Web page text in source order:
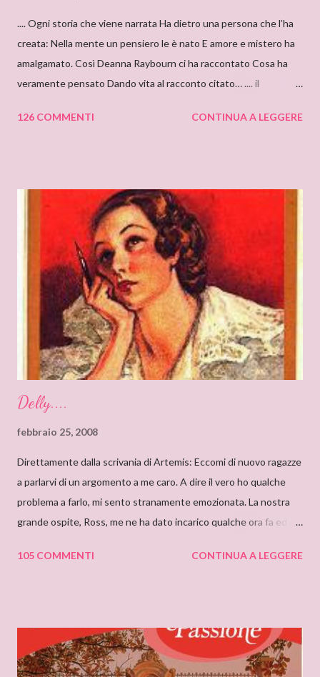
.... Ogni storia che viene narrata Ha dietro una persona che l’ha
creata: Nella mente un pensiero le è nato E amore e mistero ha
amalgamato. Così Deanna Raybourn ci ha raccontato Cosa ha
veramente pensato Dando vita al racconto citato… .... il
RAYBOURN Ciao Deanna, posso solo iniziare dicendo che sono
molto affascinante, con un intreccio poderoso e
un’ambientazione suggestiva – una tenuta di campagna in
un’antica abbazia, niente meno! E mi ha ricordato i vecchi
romanzi gotici con così tanto mistero ed elementi
soprannaturali. Hi, Deanna, I can only start saying that I’m very
very proud to interview an author like you. I’ve just finished
reading “Silent in the Sanctuary”, and I’ve found it very
intriguing, with a ponderous plot and a sug...
126 COMMENTI CONTINUA A LEGGERE
Delly....
febbraio 25, 2008
Direttamente dalla scrivania di Artemis: Eccomi di nuovo ragazze
a parlarvi di un argomento a me caro. A dire il vero ho qualche
problema a farlo, mi sento stranamente emozionata. La nostra
grande ospite, Ross, me ne ha dato incarico qualche ora fa ed io,
sensazione non saprei individuarlo, è una sensazione strana e
non erano solo favole per bambini. Quando andavo a trovare mia
zia mi soffermavo davanti ad una libreria che lei teneva nel
105 COMMENTI CONTINUA A LEGGERE